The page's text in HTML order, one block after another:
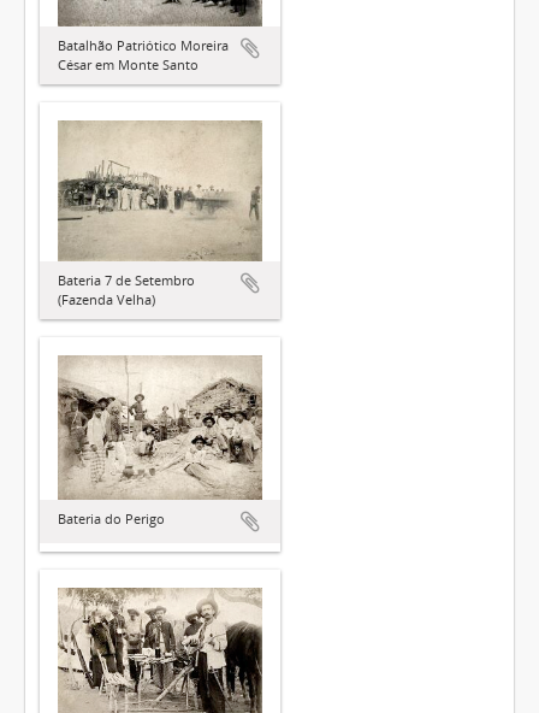
Batalhão Patriótico Moreira
César em Monte Santo
Bateria 7 de Setembro
(Fazenda Velha)
Bateria do Perigo